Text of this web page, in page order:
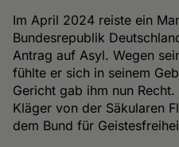
Im April 2024 reiste ein
Bundesrepublik
Antrag auf Asyl. Wegen
fühlte er sich in seinem
Gericht gab ihm nun
Kläger von der Säkularen
dem Bund für